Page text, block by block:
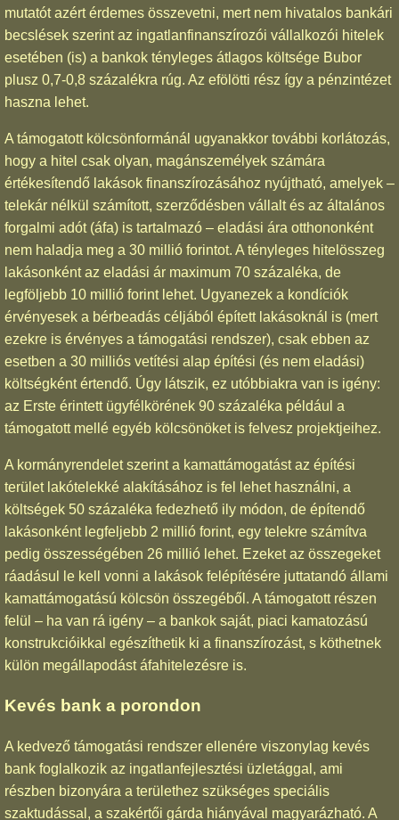
mutatót azért érdemes összevetni, mert nem hivatalos bankári
becslések szerint az ingatlanfinanszírozói vállalkozói hitelek
esetében (is) a bankok tényleges átlagos költsége Bubor
plusz 0,7-0,8 százalékra rúg. Az efölötti rész így a pénzintézet
haszna lehet.
A támogatott kölcsönformánál ugyanakkor további korlátozás,
hogy a hitel csak olyan, magánszemélyek számára
értékesítendő lakások finanszírozásához nyújtható, amelyek –
telekár nélkül számított, szerződésben vállalt és az általános
forgalmi adót (áfa) is tartalmazó – eladási ára otthononként
nem haladja meg a 30 millió forintot. A tényleges hitelösszeg
lakásonként az eladási ár maximum 70 százaléka, de
legföljebb 10 millió forint lehet. Ugyanezek a kondíciók
érvényesek a bérbeadás céljából épített lakásoknál is (mert
ezekre is érvényes a támogatási rendszer), csak ebben az
esetben a 30 milliós vetítési alap építési (és nem eladási)
költségként értendő. Úgy látszik, ez utóbbiakra van is igény:
az Erste érintett ügyfélkörének 90 százaléka például a
támogatott mellé egyéb kölcsönöket is felvesz projektjeihez.
A kormányrendelet szerint a kamattámogatást az építési
terület lakótelekké alakításához is fel lehet használni, a
költségek 50 százaléka fedezhető ily módon, de építendő
lakásonként legfeljebb 2 millió forint, egy telekre számítva
pedig összességében 26 millió lehet. Ezeket az összegeket
ráadásul le kell vonni a lakások felépítésére juttatandó állami
kamattámogatású kölcsön összegéből. A támogatott részen
felül – ha van rá igény – a bankok saját, piaci kamatozású
konstrukcióikkal egészíthetik ki a finanszírozást, s köthetnek
külön megállapodást áfahitelezésre is.
Kevés bank a porondon
A kedvező támogatási rendszer ellenére viszonylag kevés
bank foglalkozik az ingatlanfejlesztési üzletággal, ami
részben bizonyára a területhez szükséges speciális
szaktudással, a szakértői gárda hiányával magyarázható. A